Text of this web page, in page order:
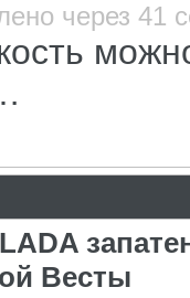
через 41
Весты